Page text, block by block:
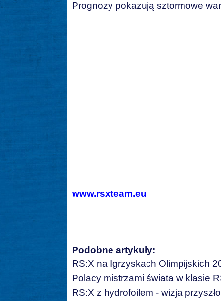
Prognozy pokazują sztormowe
www.rsxteam.eu
Podobne artykuły:
RS:X na Igrzyskach Olimpijskich
Polacy mistrzami świata w klasie
RS:X z hydrofoilem - wizja